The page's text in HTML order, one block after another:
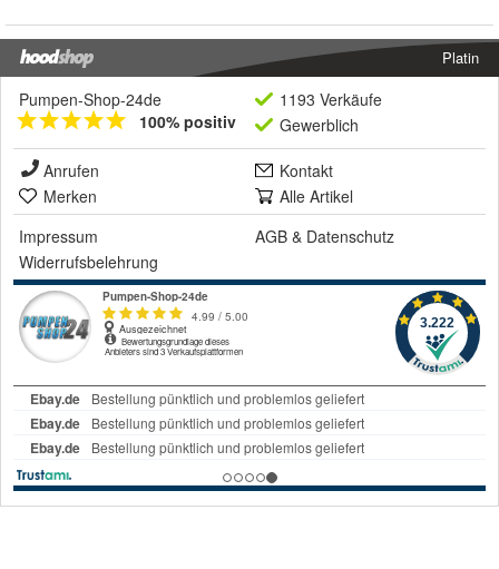
Platin
Pumpen-Shop-24de
100% positiv
1193 Verkäufe
Gewerblich
Anrufen
Kontakt
Merken
Alle Artikel
Impressum
AGB & Datenschutz
Widerrufsbelehrung